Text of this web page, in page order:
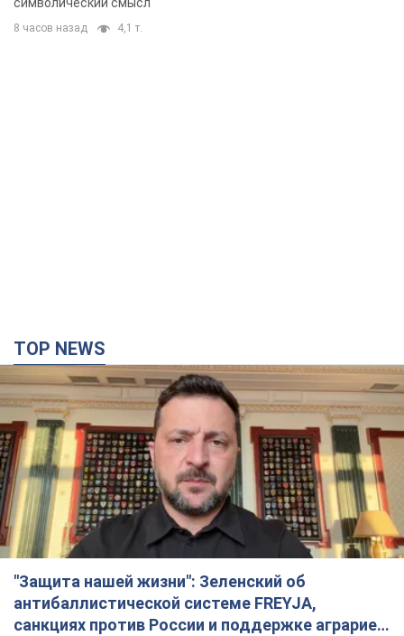
символический смысл
8 часов назад 4,1 т.
TOP NEWS
"Защита нашей жизни": Зеленский об
антибаллистической системе FREYJA,
санкциях против России и поддержке аграриев.